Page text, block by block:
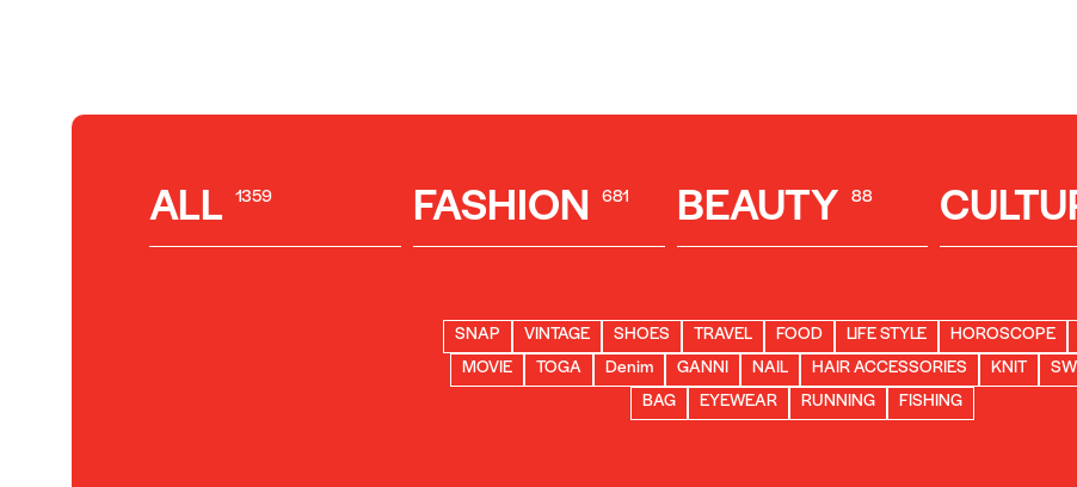
ALL 1359 FASHION 681 BEAUTY 88
SNAP VINTAGE SHOES TRAVEL FOOD LIFE STYLE HOROSCOPE
MOVIE
TOGA Denim GANNI NAIL HAIR ACCESSORIES KNIT
BAG
EYEWEAR RUNNING FISHING